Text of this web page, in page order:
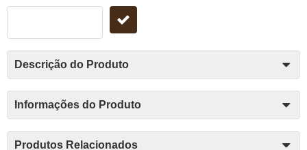
Descrição do Produto
Informações do Produto
Produtos Relacionados